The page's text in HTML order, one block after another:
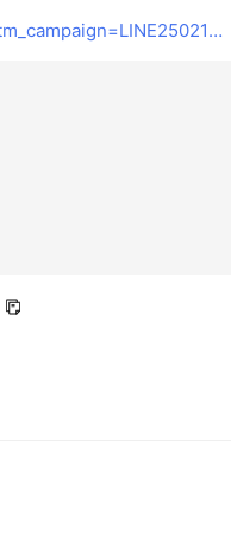
tkj.jp/?utm_source=LINE&utm_medium=BOTCHAN&utm_campaign=LINE250210_profile_toprink_hp&openExternalBrowser=1